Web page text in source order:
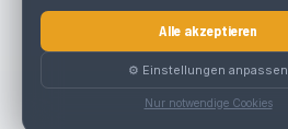
Alle akzeptieren
⚙️ Einstellungen anpassen
Nur notwendige Cookies